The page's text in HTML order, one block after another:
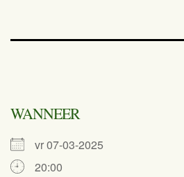
WANNEER
vr 07-03-2025
20:00